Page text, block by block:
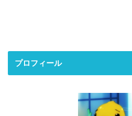
プロフィール